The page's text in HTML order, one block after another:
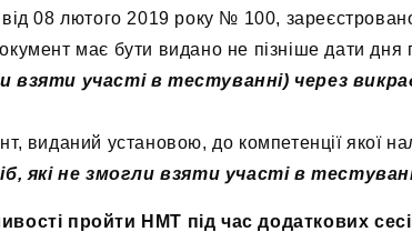
від 08 лютого 2019 року № 100,
має бути видано не пізніше дати
взяти участі в тестуванні) через
виданий установою, до компетенції якої
які не змогли взяти участі в
пройти НМТ під час додаткових